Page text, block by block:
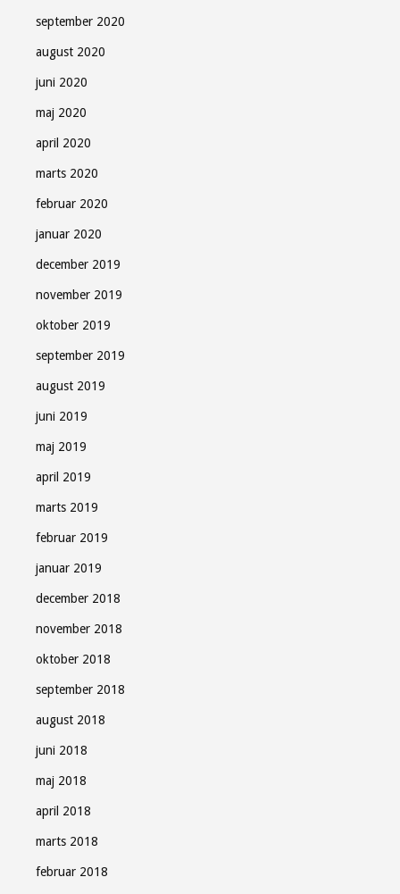
september 2020
august 2020
juni 2020
maj 2020
april 2020
marts 2020
februar 2020
januar 2020
december 2019
november 2019
oktober 2019
september 2019
august 2019
juni 2019
maj 2019
april 2019
marts 2019
februar 2019
januar 2019
december 2018
november 2018
oktober 2018
september 2018
august 2018
juni 2018
maj 2018
april 2018
marts 2018
februar 2018